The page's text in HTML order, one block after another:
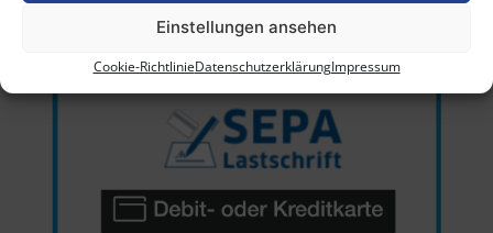
Einstellungen ansehen
Cookie-RichtlinieDatenschutzerklärungImpressum